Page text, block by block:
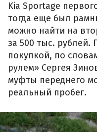
Kia Sportage
тогда еще был
можно найти на
за 500 тыс. рублей.
покупкой, по
рулем» Сергея
муфты переднего
реальный пробег.